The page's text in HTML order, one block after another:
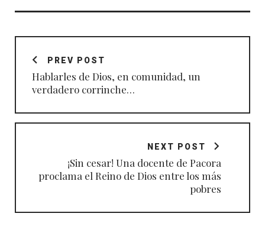
Navegación
entradasPREV POST
Hablarles de Dios, en comunidad, un
verdadero corrinche…
NEXT POST
¡Sin cesar! Una docente de Pacora
proclama el Reino de Dios entre los más
pobres